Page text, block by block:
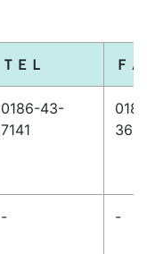
ＴＥＬ Ｆ
0186-43-
7141
- -